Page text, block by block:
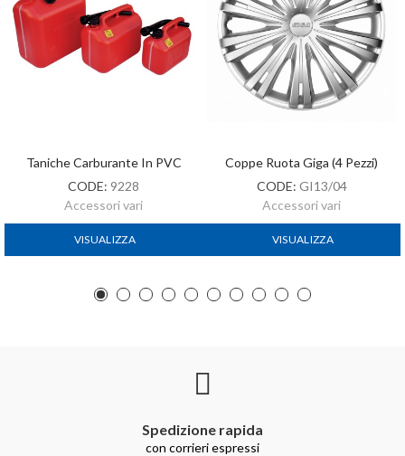
Taniche Carburante In PVC
CODE: 9228
Accessori vari
VISUALIZZA
Coppe Ruota Giga (4 Pezzi)
CODE: GI13/04
Accessori vari
VISUALIZZA
Spedizione rapida
con corrieri espressi